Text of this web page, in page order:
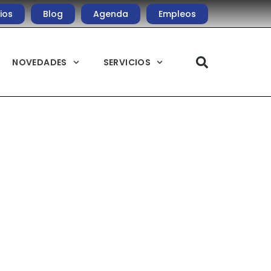
Blog Agenda Empleos
NOVEDADES SERVICIOS